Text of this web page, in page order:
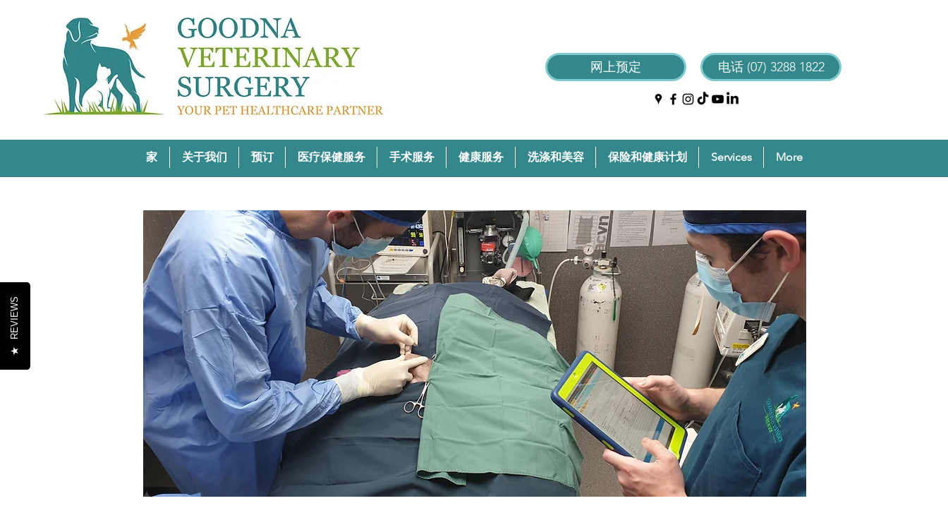
网上预定 电话 (07) 3288 1822
家 关于我们 预订 医疗保健服务 手术服务 健康服务 洗涤和美容 保险和健康计划 Services More
★
REVIEWS